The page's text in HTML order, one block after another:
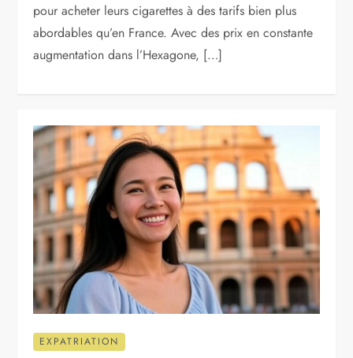
pour acheter leurs cigarettes à des tarifs bien plus
abordables qu’en France. Avec des prix en constante
augmentation dans l’Hexagone, […]
EXPATRIATION